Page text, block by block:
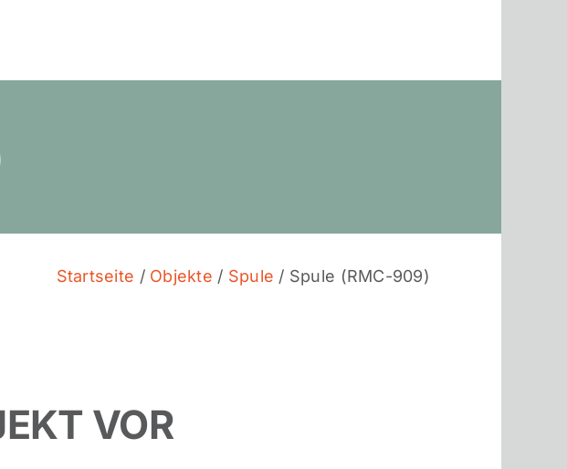
Startseite / Objekte / Spule / Spule (RMC-909)
VOR